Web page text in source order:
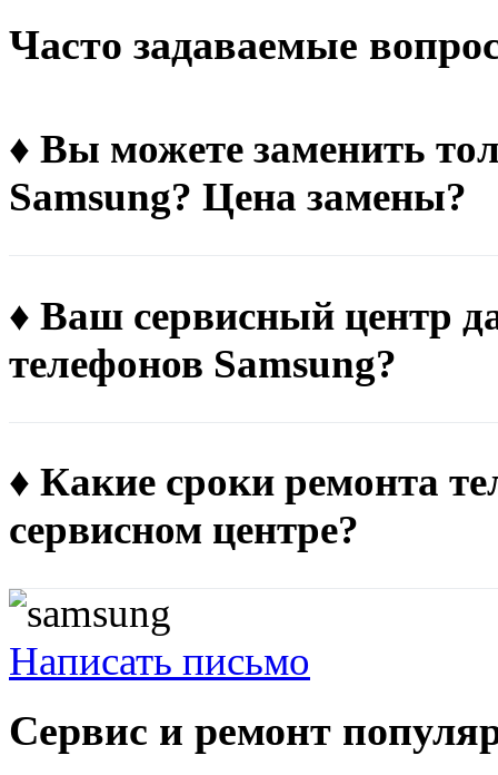
Чacтo зaдaвaeмыe
♦ Вы можете заменить
Samsung? Цена замены?
♦ Ваш сервисный центр
телефонов Samsung?
♦ Какие сроки ремонта
сервисном центре?
Написать письмо
Сервис и ремонт